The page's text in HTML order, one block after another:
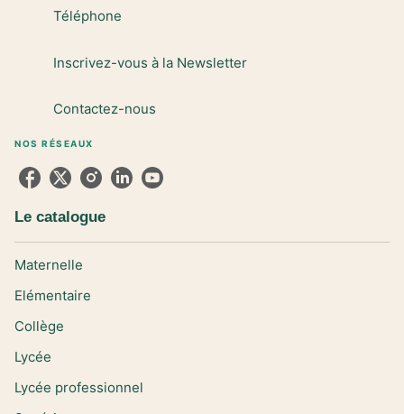
Téléphone
Inscrivez-vous à la Newsletter
Contactez-nous
NOS RÉSEAUX
Le catalogue
Maternelle
Elémentaire
Collège
Lycée
Lycée professionnel